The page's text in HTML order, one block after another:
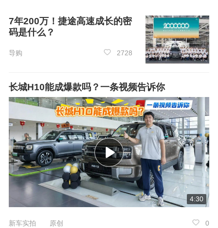
华为乾崑致力于以领先技术赋能合作伙伴，
把智能带入每一辆车，让出行更安全，让生活更
美好。随着搭载华为乾崑ADS Pro的全新深蓝S0
7增程版上市，全民智驾的普及也必将加速，更多
用户将得以享受更安全、更智能的辅助驾驶功
能，由此获得更美好的出行体验与更高品质的生
7年200万！捷途高速成长的密
码是什么？
导购 2728
长城H10能成爆款吗？一条视频告诉你
4:30
新车实拍 原创 0